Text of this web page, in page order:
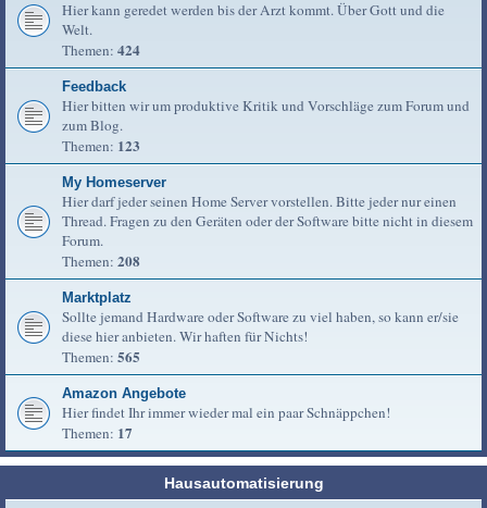
Hier kann geredet werden bis der Arzt kommt. Über Gott und die
Welt.
Themen: 424
Feedback
Hier bitten wir um produktive Kritik und Vorschläge zum Forum und
zum Blog.
Themen: 123
My Homeserver
Hier darf jeder seinen Home Server vorstellen. Bitte jeder nur einen
Thread. Fragen zu den Geräten oder der Software bitte nicht in diesem
Forum.
Themen: 208
Marktplatz
Sollte jemand Hardware oder Software zu viel haben, so kann er/sie
diese hier anbieten. Wir haften für Nichts!
Themen: 565
Amazon Angebote
Hier findet Ihr immer wieder mal ein paar Schnäppchen!
Themen: 17
Hausautomatisierung